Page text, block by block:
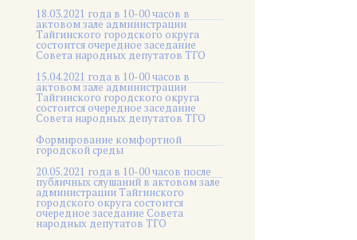
18.03.2021 года в 10-00 часов в
актовом зале администрации
Тайгинского городского округа
состоится очередное заседание
Совета народных депутатов ТГО
15.04.2021 года в 10-00 часов в
актовом зале администрации
Тайгинского городского округа
состоится очередное заседание
Совета народных депутатов ТГО
Формирование комфортной
городской среды
20.05.2021 года в 10-00 часов после
публичных слушаний в актовом зале
администрации Тайгинского
городского округа состоится
очередное заседание Совета
народных депутатов ТГО